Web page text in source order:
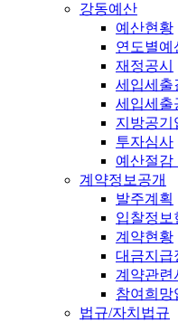
강동예산
예산현황
연도별예
재정공시
세입세출
세입세출
지방공기
투자심사
예산절감
계약정보공개
발주계획
입찰정보
계약현황
대금지급
계약관련
참여희망
법규/자치법규